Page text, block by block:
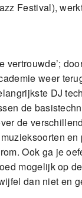
Festival),
vertrouwde’;
weer
DJ
de
de
Ook ga je
mogelijk op
dan niet en